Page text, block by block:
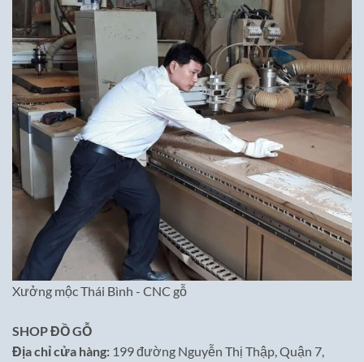
Xưởng mộc Thái Bình - CNC gỗ
SHOP ĐỒ GỖ
Địa chỉ cửa hàng: 199 đường Nguyễn Thị Thập, Quận 7,